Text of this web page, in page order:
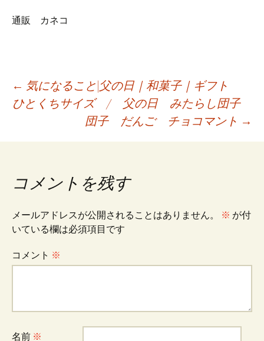
通販 カネコ
投
ビ
ゲ
ー
シ
← 気になること|父の日｜和菓子｜ギフト
ひとくちサイズ / 父の日 みたらし団子
団子 だんご チョコマント →
コメントを残す
メールアドレスが公開されることはありません。 ※ が付
いている欄は必須項目です
コメント ※
名前 ※